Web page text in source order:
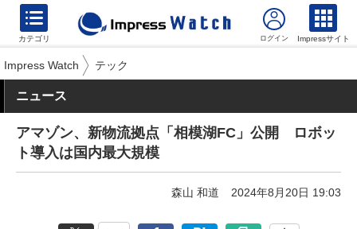
カテゴリ Impressサイト
Impress Watch テック
ニュース
アマゾン、新物流拠点「相模湖FC」公開 ロボッ
ト導入は国内最大規模
森山 和道 2024年8月20日 19:03